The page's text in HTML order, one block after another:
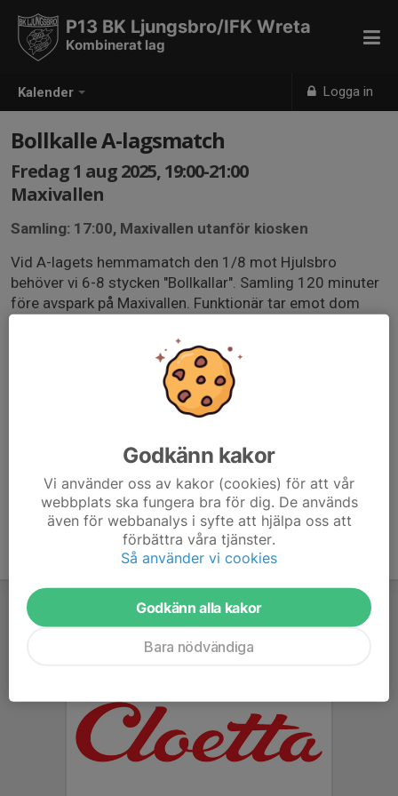
Kalender Logga in
P13 BK Ljungsbro/IFK Wreta
Kombinerat lag
Bollkalle A-lagsmatch
Fredag 1 aug 2025, 19:00-21:00
Maxivallen
Samling: 17:00, Maxivallen utanför kiosken
Vid A-lagets hemmamatch den 1/8 mot Hjulsbro
behöver vi 6-8 stycken "Bollkallar". Samling 120 minuter
före avspark på Maxivallen. Funktionär tar emot dom
de får vara med vid A-lagets matchgenomgång.
Därefter startar uppvärmningen och då finns man
utplacerad och hjälper till med bollhämtning. När
matchen startar kommer man vara utplacerad runt
något gott i kiosken. Efter matchen får man vara med
och sjunga segersången med A-laget.
Godkänn kakor
Vi använder oss av kakor (cookies) för att vår
webbplats ska fungera bra för dig. De används
även för webbanalys i syfte att hjälpa oss att
förbättra våra tjänster.
Så använder vi cookies
Godkänn alla kakor
Bara nödvändiga